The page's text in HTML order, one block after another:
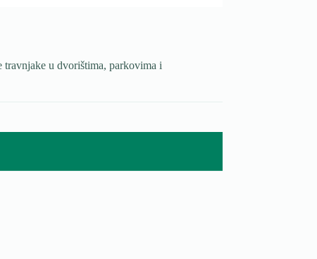
travnjake u dvorištima, parkovima i